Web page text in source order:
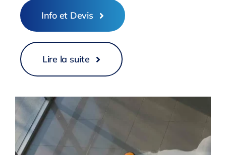
Info et Devis
Lire la suite